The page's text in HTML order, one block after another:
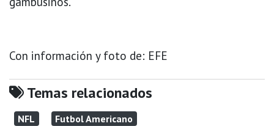
Con información y foto de: EFE
Temas relacionados
NFL Futbol Americano